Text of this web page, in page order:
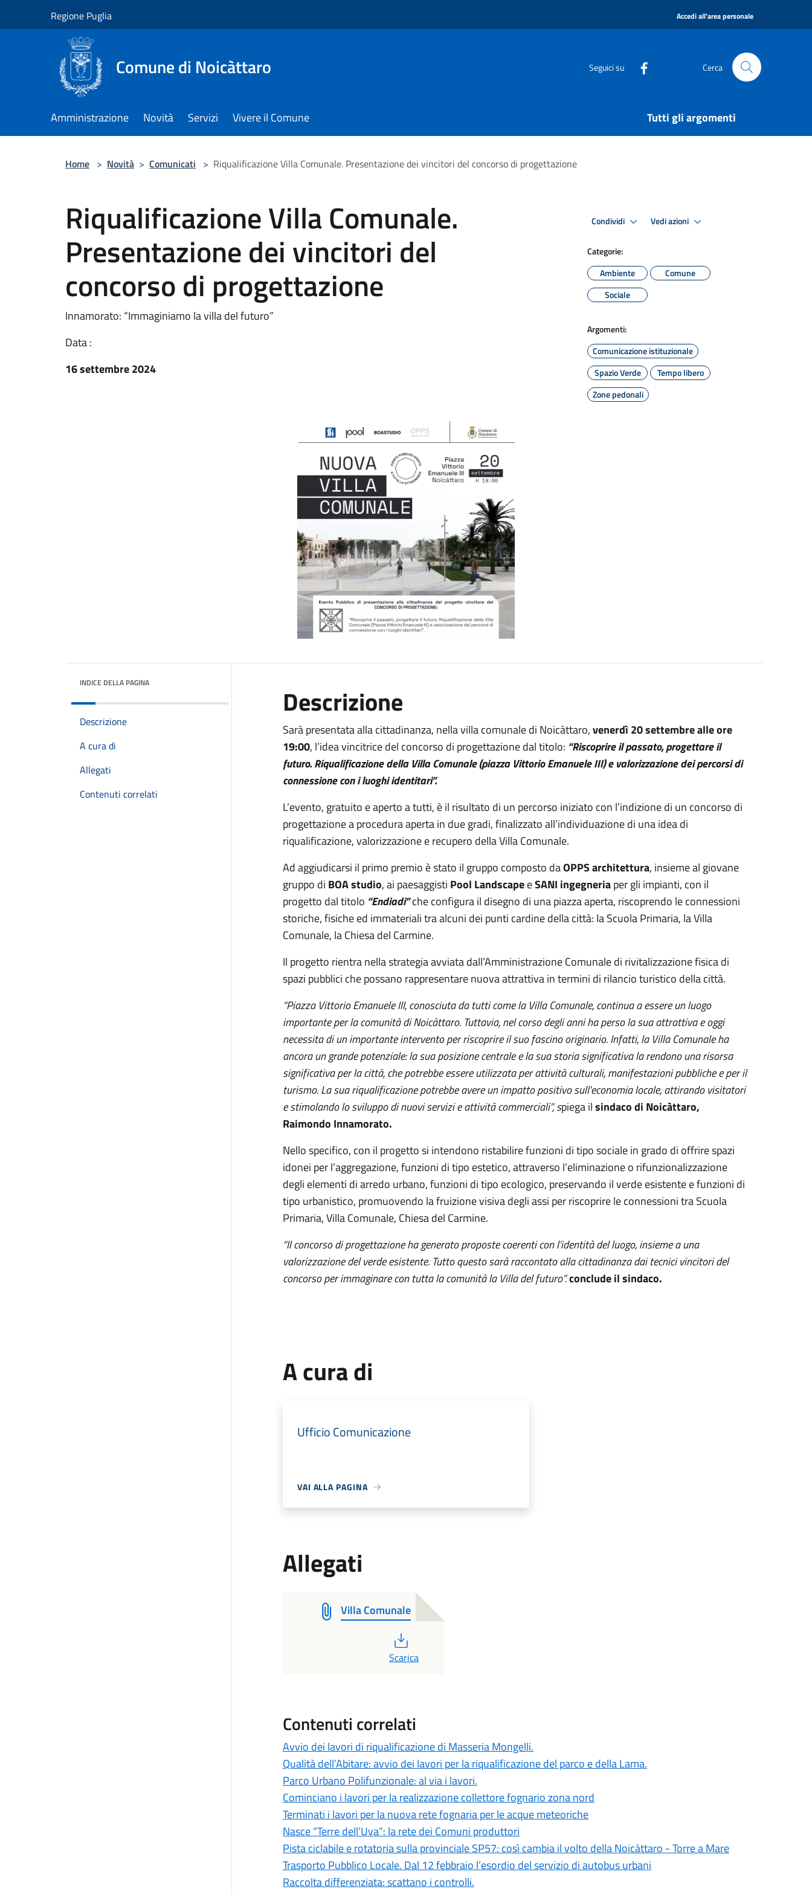
Regione Puglia Accedi all'area personale
Comune di Noicàttaro Seguici su Cerca
Amministrazione Novità Servizi Vivere il Comune Tutti gli argomenti
Home > Novità > Comunicati > Riqualificazione Villa Comunale. Presentazione dei vincitori del concorso di progettazione
Riqualificazione Villa Comunale.
Presentazione dei vincitori del
concorso di progettazione
Innamorato: “Immaginiamo la villa del futuro”
Data :
16 settembre 2024
Condividi Vedi azioni
Categorie:
Ambiente
Comune
Sociale
Argomenti:
Comunicazione istituzionale
Spazio Verde
Tempo libero
Zone pedonali
INDICE DELLA PAGINA
Descrizione
A cura di
Allegati
Contenuti correlati
Descrizione
Sarà presentata alla cittadinanza, nella villa comunale di Noicàttaro,venerdì 20 settembre alle ore
19:00, l’idea vincitrice del concorso di progettazione dal titolo: “Riscoprire il passato, progettare il
futuro. Riqualificazione della Villa Comunale (piazza Vittorio Emanuele III) e valorizzazione dei percorsi di
connessione con i luoghi identitari”.
L’evento, gratuito e aperto a tutti, è il risultato di un percorso iniziato con l’indizione di un concorso di
progettazione a procedura aperta in due gradi, finalizzato all’individuazione di una idea di
riqualificazione, valorizzazione e recupero della Villa Comunale.
Ad aggiudicarsi il primo premio è stato il gruppo composto daOPPS architettura, insieme al giovane
gruppo di BOA studio, ai paesaggisti Pool LandscapeeSANI ingegneriaper gli impianti, con il
progetto dal titolo “Endiadi”che configura il disegno di una piazza aperta, riscoprendo le connessioni
storiche, fisiche ed immateriali tra alcuni dei punti cardine della città: la Scuola Primaria, la Villa
Comunale, la Chiesa del Carmine.
Il progetto rientra nella strategia avviata dall’Amministrazione Comunale di rivitalizzazione fisica di
spazi pubblici che possano rappresentare nuova attrattiva in termini di rilancio turistico della città.
“Piazza Vittorio Emanuele III, conosciuta da tutti come la Villa Comunale, continua a essere un luogo
importante per la comunità di Noicàttaro. Tuttavia, nel corso degli anni ha perso la sua attrattiva e oggi
necessita di un importante intervento per riscoprire il suo fascino originario. Infatti, la Villa Comunale ha
ancora un grande potenziale: la sua posizione centrale e la sua storia significativa la rendono una risorsa
significativa per la città, che potrebbe essere utilizzata per attività culturali, manifestazioni pubbliche e per il
turismo. La sua riqualificazione potrebbe avere un impatto positivo sull'economia locale, attirando visitatori
e stimolando lo sviluppo di nuovi servizi e attività commerciali”, spiega ilsindaco di Noicàttaro,
Raimondo Innamorato.
Nello specifico, con il progetto si intendono ristabilire funzioni di tipo sociale in grado di offrire spazi
idonei per l’aggregazione, funzioni di tipo estetico, attraverso l’eliminazione o rifunzionalizzazione
degli elementi di arredo urbano, funzioni di tipo ecologico, preservando il verde esistente e funzioni di
tipo urbanistico, promuovendo la fruizione visiva degli assi per riscoprire le connessioni tra Scuola
Primaria, Villa Comunale, Chiesa del Carmine.
“Il concorso di progettazione ha generato proposte coerenti con l’identità del luogo, insieme a una
valorizzazione del verde esistente. Tutto questo sarà raccontato alla cittadinanza dai tecnici vincitori del
concorso per immaginare con tutta la comunità la Villa del futuro”.conclude il sindaco.
A cura di
Ufficio Comunicazione
VAI ALLA PAGINA
Allegati
Villa Comunale
Scarica
Contenuti correlati
Avvio dei lavori di riqualificazione di Masseria Mongelli.
Qualità dell’Abitare: avvio dei lavori per la riqualificazione del parco e della Lama.
Parco Urbano Polifunzionale: al via i lavori.
Cominciano i lavori per la realizzazione collettore fognario zona nord
Terminati i lavori per la nuova rete fognaria per le acque meteoriche
Nasce “Terre dell’Uva”: la rete dei Comuni produttori
Pista ciclabile e rotatoria sulla provinciale SP57: così cambia il volto della Noicàttaro - Torre a Mare
Trasporto Pubblico Locale. Dal 12 febbraio l’esordio del servizio di autobus urbani
Raccolta differenziata: scattano i controlli.